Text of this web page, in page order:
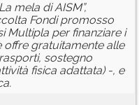
mela di AISM”,
Fondi promosso
Multipla per finanziare i
offre gratuitamente alle
sostegno
fisica adattata) -, e